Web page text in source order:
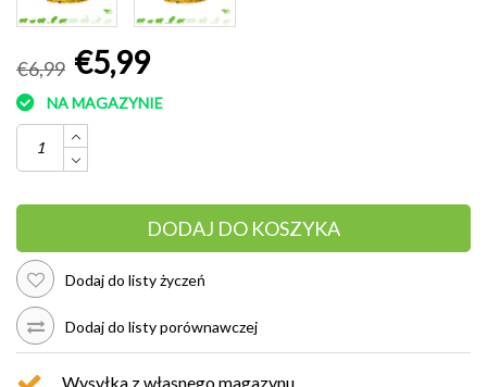
€6,99 €5,99
NA MAGAZYNIE
DODAJ DO KOSZYKA
Dodaj do listy życzeń
Dodaj do listy porównawczej
Wysyłka z własnego magazynu